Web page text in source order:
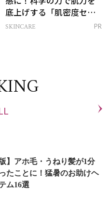
底上げする「肌密度セラ
ム」
SKINCARE PR
版】アホ毛・うねり髪が1分
たことに！猛暑のお助けヘ
ム16選